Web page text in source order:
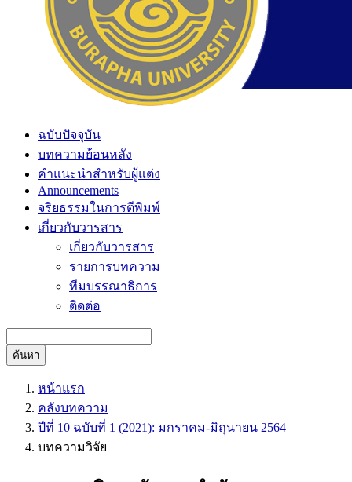
ฉบับปัจจุบัน
บทความย้อนหลัง
คำแนะนำสำหรับผู้แต่ง
Announcements
จริยธรรมในการตีพิมพ์
เกี่ยวกับวารสาร
เกี่ยวกับวารสาร
รายการบทความ
ทีมบรรณาธิการ
ติดต่อ
ค้นหา
หน้าแรก
คลังบทความ
ปีที่ 10 ฉบับที่ 1 (2021): มกราคม-มิถุนายน 2564
บทความวิจัย